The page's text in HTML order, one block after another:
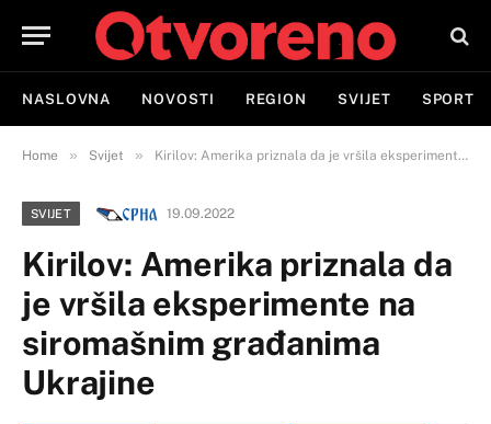
NASLOVNA NOVOSTI REGION SVIJET SPORT
Home » Svijet » Kirilov: Amerika priznala da je vršila eksperimente na siromašnim građanima Ukrajine
SVIJET 19.09.2022
Kirilov: Amerika priznala da
je vršila eksperimente na
siromašnim građanima
Ukrajine